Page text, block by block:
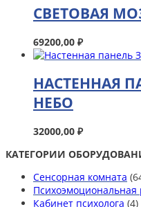
СВЕТОВАЯ
69200,00 ₽
НАСТЕННАЯ
НЕБО
32000,00 ₽
КАТЕГОРИИ
Сенсорная комната
Психоэмоциональная
Кабинет психолога (4)